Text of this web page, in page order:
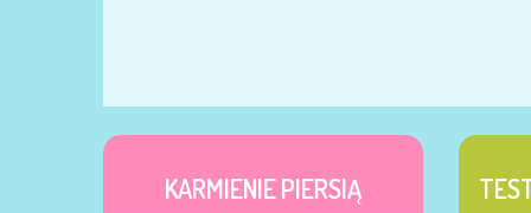
KARMIENIE PIERSIĄ